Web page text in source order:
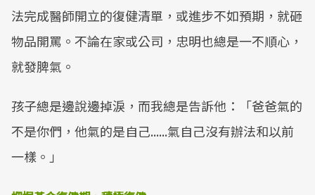
法完成醫師開立的復健清單，或進步不如預期，就砸
物品開罵。不論在家或公司，忠明也總是一不順心，
就發脾氣。
孩子總是邊說邊掉淚，而我總是告訴他：「爸爸氣的
不是你們，他氣的是自己......氣自己沒有辦法和以前
一樣。」